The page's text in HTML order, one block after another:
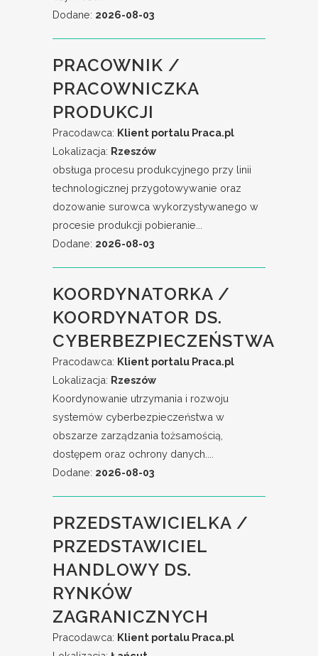
Dodane: 2026-08-03
PRACOWNIK /
PRACOWNICZKA
PRODUKCJI
Pracodawca: Klient portalu Praca.pl
Lokalizacja: Rzeszów
obsługa procesu produkcyjnego przy linii
technologicznej przygotowywanie oraz
dozowanie surowca wykorzystywanego w
procesie produkcji pobieranie...
Dodane: 2026-08-03
KOORDYNATORKA /
KOORDYNATOR DS.
CYBERBEZPIECZEŃSTWA
Pracodawca: Klient portalu Praca.pl
Lokalizacja: Rzeszów
Koordynowanie utrzymania i rozwoju
systemów cyberbezpieczeństwa w
obszarze zarządzania tożsamością,
dostępem oraz ochrony danych....
Dodane: 2026-08-03
PRZEDSTAWICIELKA /
PRZEDSTAWICIEL
HANDLOWY DS.
RYNKÓW
ZAGRANICZNYCH
Pracodawca: Klient portalu Praca.pl